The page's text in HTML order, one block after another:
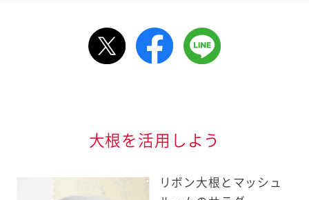
大根を活用しよう
リボン大根とマッシュ